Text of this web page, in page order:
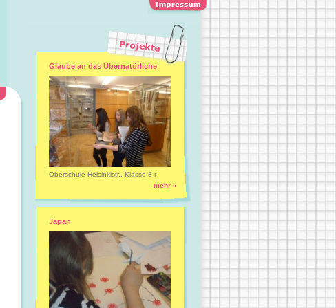
Glaube an das Übernatürliche
Oberschule Helsinkistr., Klasse 8 r
mehr »
Japan